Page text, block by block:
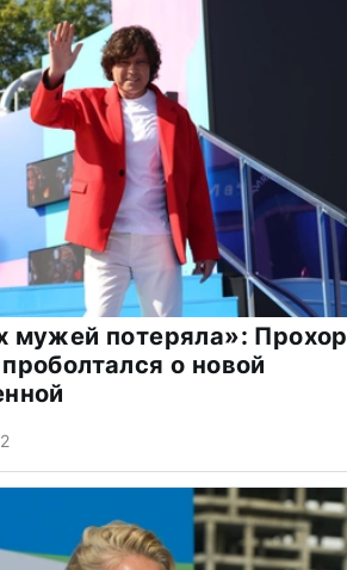
мужей потеряла»: Прохор
о новой